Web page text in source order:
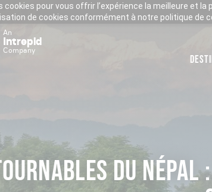
cookies pour vous offrir l’expérience la meilleure et
de cookies conformément à notre politique de
An
Intrepid
Company
DU